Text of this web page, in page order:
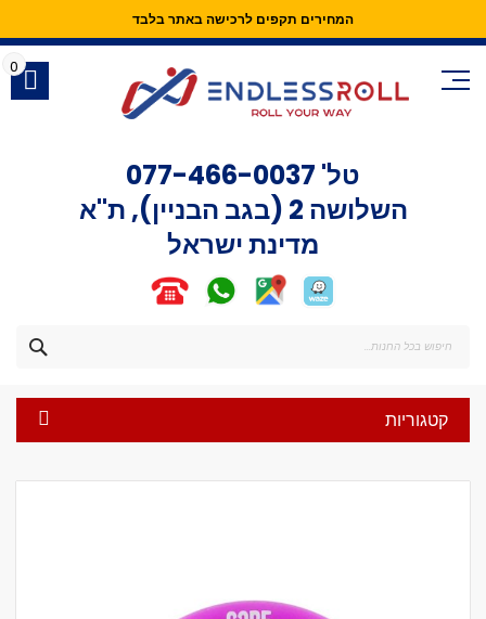
המחירים תקפים לרכישה באתר בלבד
Skip
Content
טל' 077-466-0037
השלושה 2 (בגב הבניין), ת"א
מדינת ישראל
0
קטגוריות